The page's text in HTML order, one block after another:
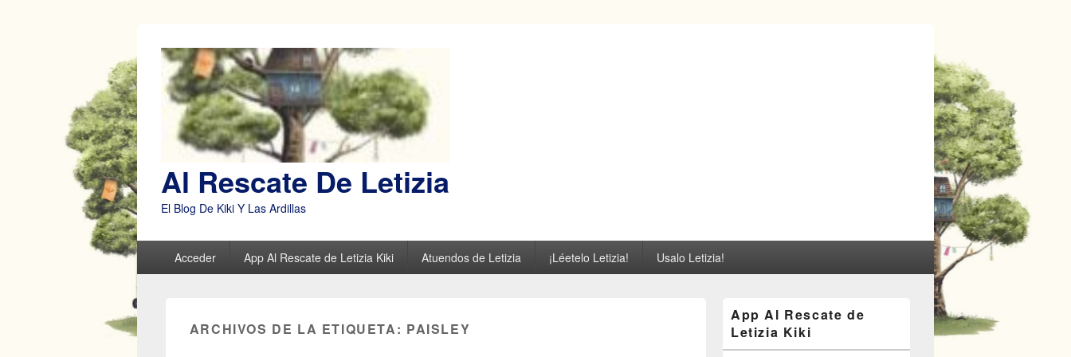
Al Rescate De Letizia
El Blog De Kiki Y Las Ardillas
Menú
principalAcceder App Al Rescate de Letizia Kiki Atuendos de Letizia ¡Léetelo Letizia! Usalo Letizia!
ARCHIVOS DE LA ETIQUETA: PAISLEY
área
widget
App Al Rescate de
Letizia Kiki